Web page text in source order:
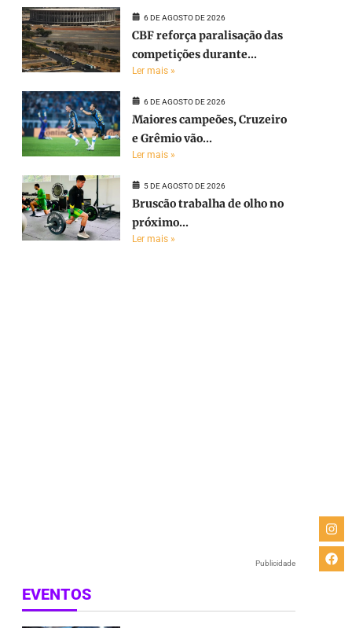
6 DE AGOSTO DE 2026
CBF reforça paralisação das
competições durante...
Ler mais »
6 DE AGOSTO DE 2026
Maiores campeões, Cruzeiro
e Grêmio vão...
Ler mais »
5 DE AGOSTO DE 2026
Bruscão trabalha de olho no
próximo...
Ler mais »
Publicidade
EVENTOS